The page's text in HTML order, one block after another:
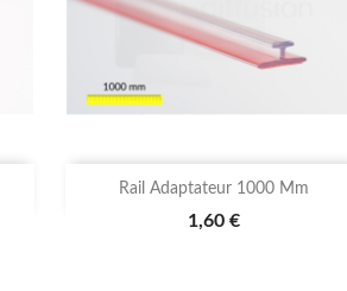
Rail Adaptateur 1000 Mm
1,60 €
Aperçu rapide